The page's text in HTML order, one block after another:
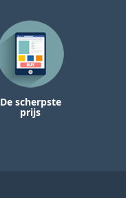
De scherpste
prijs